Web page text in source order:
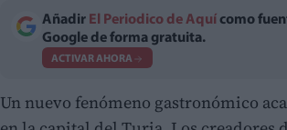
Añadir El Periodico de Aquí como
Google de forma gratuita.
ACTIVAR AHORA
Un nuevo fenómeno gastronómico